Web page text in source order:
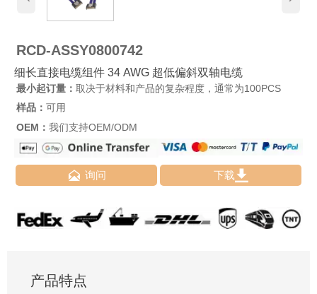
RCD-ASSY0800742
细长直接电缆组件 34 AWG 超低偏斜双轴电缆
最小起订量： 取决于材料和产品的复杂程度，通常为100PCS
样品： 可用
OEM： 我们支持OEM/ODM
 询问 下载
产品特点